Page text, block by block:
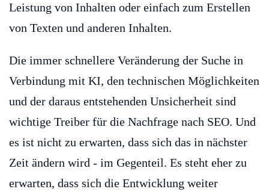
Leistung von Inhalten oder einfach zum Erstellen
von Texten und anderen Inhalten.
Die immer schnellere Veränderung der Suche in
Verbindung mit KI, den technischen Möglichkeiten
und der daraus entstehenden Unsicherheit sind
wichtige Treiber für die Nachfrage nach SEO. Und
es ist nicht zu erwarten, dass sich das in nächster
Zeit ändern wird - im Gegenteil. Es steht eher zu
erwarten, dass sich die Entwicklung weiter